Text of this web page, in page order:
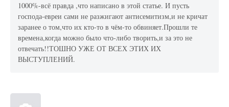
1000%-всё правда ,что написано в этой статье. И пусть
господа-евреи сами не разжигают антисемитизм,и не кричат
заранее о том,что их кто-то в чём-то обвиняет.Прошли те
времена,когда можно было что-либо творить,и за это не
отвечать!!ТОШНО УЖЕ ОТ ВСЕХ ЭТИХ ИХ
ВЫСТУПЛЕНИЙ.